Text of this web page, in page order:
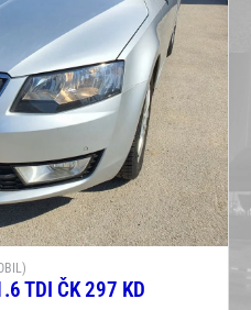
TDI ČK 297 KD